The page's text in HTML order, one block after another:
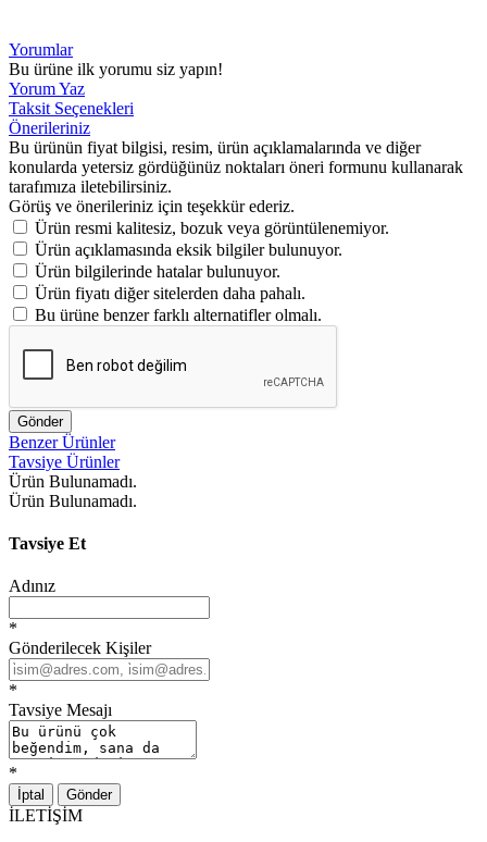
Yorumlar
Bu ürüne ilk yorumu siz yapın!
Yorum Yaz
Taksit Seçenekleri
Önerileriniz
Bu ürünün fiyat bilgisi, resim, ürün açıklamalarında ve diğer
konularda yetersiz gördüğünüz noktaları öneri formunu kullanarak
tarafımıza iletebilirsiniz.
Görüş ve önerileriniz için teşekkür ederiz.
Ürün resmi kalitesiz, bozuk veya görüntülenemiyor.
Ürün açıklamasında eksik bilgiler bulunuyor.
Ürün bilgilerinde hatalar bulunuyor.
Ürün fiyatı diğer sitelerden daha pahalı.
Bu ürüne benzer farklı alternatifler olmalı.
Gönder
Benzer Ürünler
Tavsiye Ürünler
Ürün Bulunamadı.
Ürün Bulunamadı.
Tavsiye Et
Adınız
*
Gönderilecek Kişiler
*
Tavsiye Mesajı
*
İptal Gönder
İLETİŞİM